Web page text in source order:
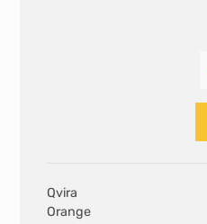
Qvira
Orange